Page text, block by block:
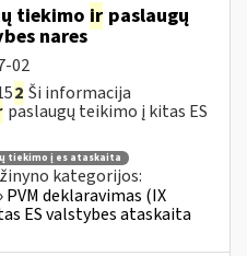
tiekimo ir paslaugų
nares
02
2 Ši informacija
paslaugų teikimo į kitas ES
tiekimo į es ataskaita
kategorijos:
deklaravimas (IX
ES valstybes ataskaita